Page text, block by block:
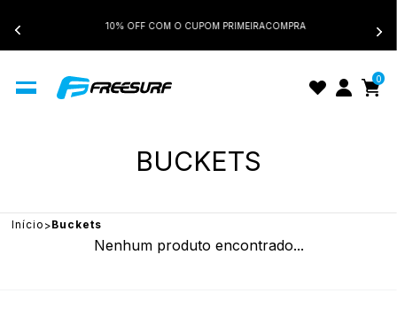
10% OFF COM O CUPOM PRIMEIRACOMPRA
0
BUCKETS
Início Buckets
Nenhum produto encontrado...